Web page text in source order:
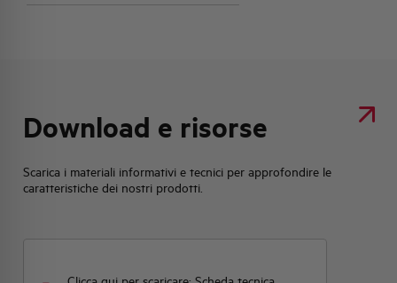
Download e risorse
Scarica i materiali informativi e tecnici per approfondire le
caratteristiche dei nostri prodotti.